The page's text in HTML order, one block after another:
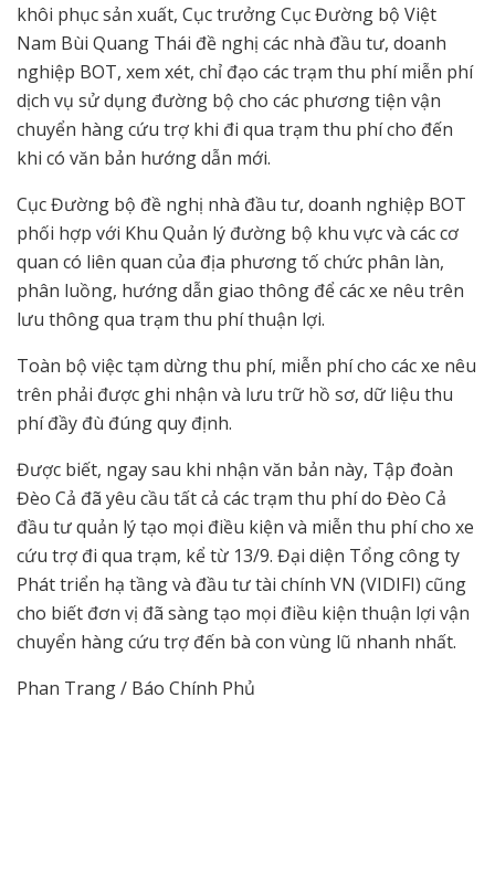
khôi phục sản xuất, Cục trưởng Cục Đường bộ Việt
Nam Bùi Quang Thái đề nghị các nhà đầu tư, doanh
nghiệp BOT, xem xét, chỉ đạo các trạm thu phí miễn phí
dịch vụ sử dụng đường bộ cho các phương tiện vận
chuyển hàng cứu trợ khi đi qua trạm thu phí cho đến
khi có văn bản hướng dẫn mới.
Cục Đường bộ đề nghị nhà đầu tư, doanh nghiệp BOT
phối hợp với Khu Quản lý đường bộ khu vực và các cơ
quan có liên quan của địa phương tố chức phân làn,
phân luồng, hướng dẫn giao thông để các xe nêu trên
lưu thông qua trạm thu phí thuận lợi.
Toàn bộ việc tạm dừng thu phí, miễn phí cho các xe nêu
trên phải được ghi nhận và lưu trữ hồ sơ, dữ liệu thu
phí đầy đù đúng quy định.
Được biết, ngay sau khi nhận văn bản này, Tập đoàn
Đèo Cả đã yêu cầu tất cả các trạm thu phí do Đèo Cả
đầu tư quản lý tạo mọi điều kiện và miễn thu phí cho xe
cứu trợ đi qua trạm, kể từ 13/9. Đại diện Tổng công ty
Phát triển hạ tầng và đầu tư tài chính VN (VIDIFI) cũng
cho biết đơn vị đã sàng tạo mọi điều kiện thuận lợi vận
chuyển hàng cứu trợ đến bà con vùng lũ nhanh nhất.
Phan Trang / Báo Chính Phủ